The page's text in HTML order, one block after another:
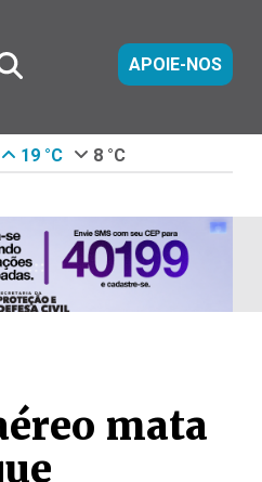
APOIE-NOS
19 °C 8 °C
mata